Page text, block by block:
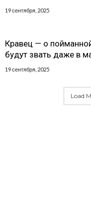
19 сентября, 2025
Кравец — о
будут звать даже в
19 сентября, 2025
Load